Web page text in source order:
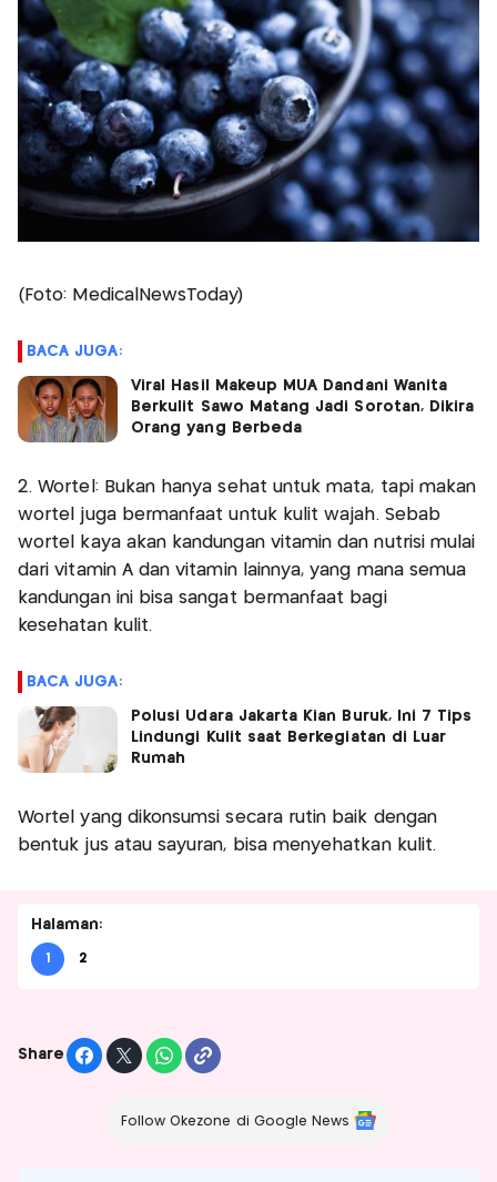
(Foto: MedicalNewsToday)
BACA JUGA:
Viral Hasil Makeup MUA Dandani Wanita
Berkulit Sawo Matang Jadi Sorotan, Dikira
Orang yang Berbeda
2. Wortel: Bukan hanya sehat untuk mata, tapi makan
wortel juga bermanfaat untuk kulit wajah. Sebab
wortel kaya akan kandungan vitamin dan nutrisi mulai
dari vitamin A dan vitamin lainnya, yang mana semua
kandungan ini bisa sangat bermanfaat bagi
kesehatan kulit.
BACA JUGA:
Polusi Udara Jakarta Kian Buruk, Ini 7 Tips
Lindungi Kulit saat Berkegiatan di Luar
Rumah
Wortel yang dikonsumsi secara rutin baik dengan
bentuk jus atau sayuran, bisa menyehatkan kulit.
Halaman:
1 2
Share
Follow Okezone di Google News